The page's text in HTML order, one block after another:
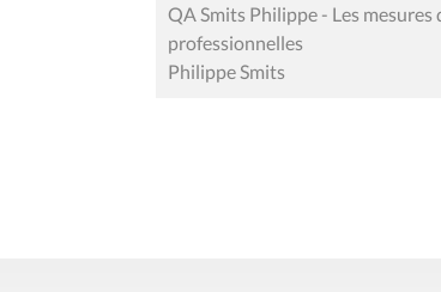
QA Smits Philippe - Les
professionnelles
Philippe Smits